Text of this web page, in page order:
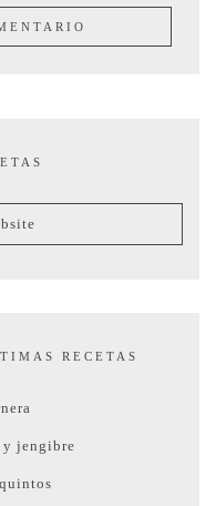
RECETAS
y jengibre